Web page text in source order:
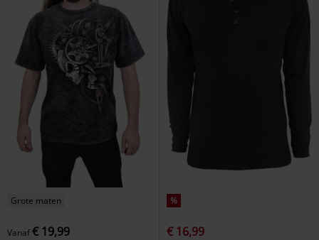
Grote maten
Vanaf€ 19,99
%
€ 16,99